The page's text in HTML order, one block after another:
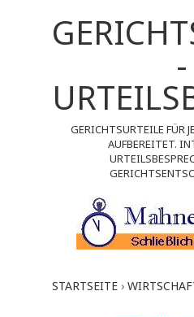
-
GERICHTSURTEILE FÜR
AUFBEREITET.
STARTSEITE ›